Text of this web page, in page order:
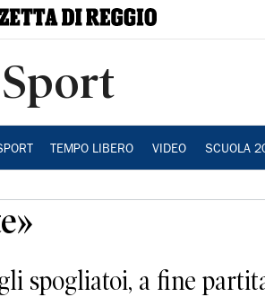
Sport
TEMPO LIBERO VIDEO SCUOLA
spogliatoi, a fine